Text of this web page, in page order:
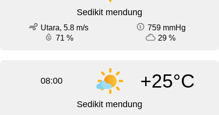
Sedikit mendung
Utara, 5.8 m/s
759 mmHg
71 %
29 %
08:00 +25°C
Sedikit mendung